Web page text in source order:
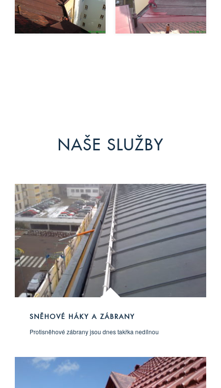
NAŠE SLUŽBY
SNĚHOVÉ HÁKY A ZÁBRANY
Protisněhové zábrany jsou dnes takřka nedílnou